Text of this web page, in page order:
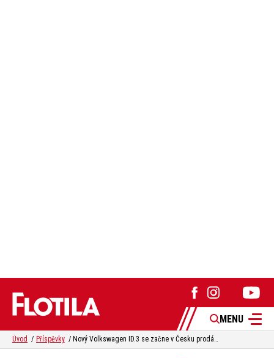
MENU
Úvod Příspěvky Nový Volkswagen ID.3 se začne v Česku prodávat v červnu